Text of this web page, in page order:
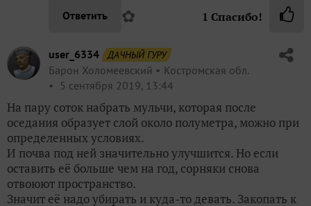
Ответить ✿ 1 Спасибо!
user_6334 ДАЧНЫЙ ГУРУ
Барон Холомеевский
Костромская обл.
5 сентября 2019, 13:44
На пару соток набрать мульчи, которая после
оседания образует слой около полуметра, можно при
определенных условиях.
И почва под ней значительно улучшится. Но если
оставить её больше чем на год, сорняки снова
отвоюют пространство.
Значит её надо убирать и куда-то девать. Закопать к